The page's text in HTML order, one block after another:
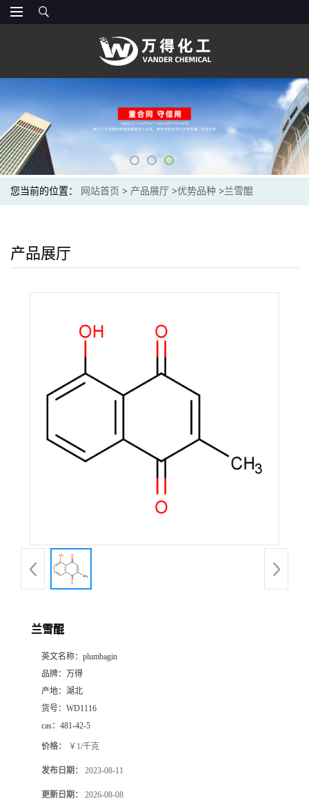
您当前的位置： 网站首页 > 产品展厅 >优势品种 >兰雪醌
产品展厅
兰雪醌
英文名称： plumbagin
品牌： 万得
产地： 湖北
货号： WD1116
cas： 481-42-5
价格： ￥1/千克
发布日期： 2023-08-11
更新日期： 2026-08-08